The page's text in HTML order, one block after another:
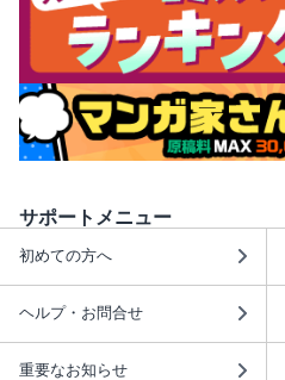
サポートメニュー
初めての方へ
ヘルプ・お問合せ
重要なお知らせ